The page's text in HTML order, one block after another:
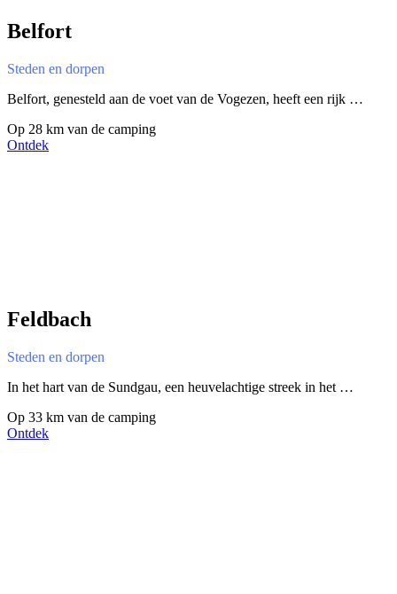
Belfort
Steden en dorpen
Belfort, genesteld aan de voet van de Vogezen, heeft een rijk …
Op 28 km van de camping
Ontdek
Feldbach
Steden en dorpen
In het hart van de Sundgau, een heuvelachtige streek in het …
Op 33 km van de camping
Ontdek